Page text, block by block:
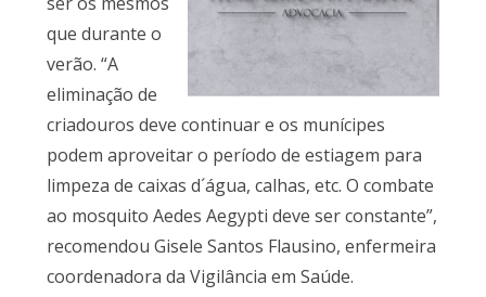
que durante o
verão. “A
eliminação de
criadouros deve continuar e os munícipes
podem aproveitar o período de estiagem para
limpeza de caixas d´água, calhas, etc. O combate
ao mosquito Aedes Aegypti deve ser constante”,
recomendou Gisele Santos Flausino, enfermeira
coordenadora da Vigilância em Saúde.